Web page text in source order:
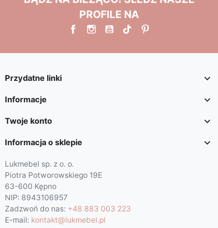
PROFILE NA
Przydatne linki 
Informacje 
Twoje konto 
Informacja o sklepie 
Lukmebel sp. z o. o.
Piotra Potworowskiego 19E
63-600 Kępno
NIP: 8943106957
Zadzwoń do nas: +48 883 003 223
E-mail: kontakt@lukmebel.pl